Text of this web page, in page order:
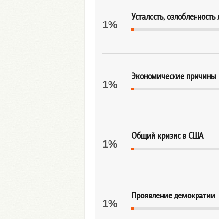
Усталость,
1%
Экономические причины
1%
Общий кризис в США
1%
Проявление демократии
1%